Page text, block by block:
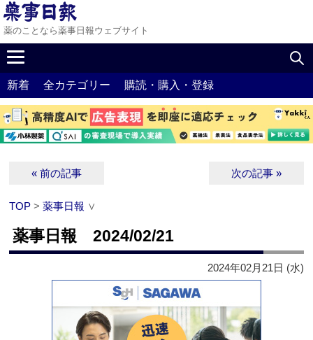
薬のことなら薬事日報ウェブサイト
新着 全カテゴリー 購読・購入・登録
« 前の記事 次の記事 »
TOP >薬事日報 ∨
薬事日報 2024/02/21
2024年02月21日 (水)